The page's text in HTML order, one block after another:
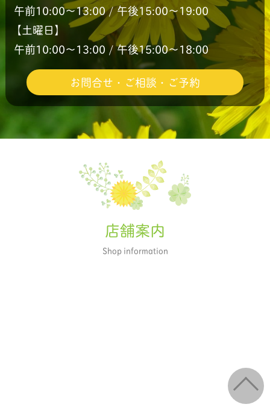
午前10:00〜13:00 / 午後15:00〜19:00
【土曜日】
午前10:00〜13:00 / 午後15:00〜18:00
お問合せ・ご相談・ご予約
店舗案内
Shop information